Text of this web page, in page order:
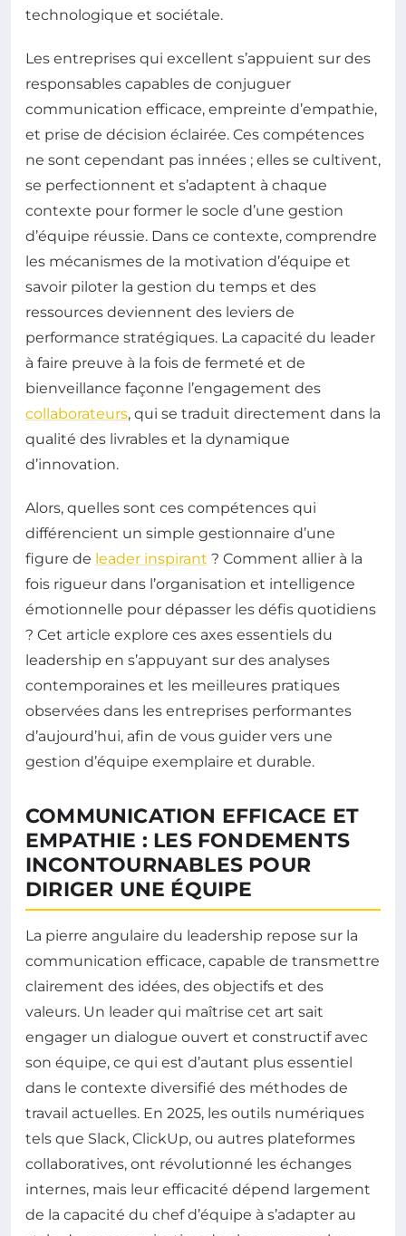
technologique et sociétale.
Les entreprises qui excellent s’appuient sur des
responsables capables de conjuguer
communication efficace, empreinte d’empathie,
et prise de décision éclairée. Ces compétences
ne sont cependant pas innées ; elles se cultivent,
se perfectionnent et s’adaptent à chaque
contexte pour former le socle d’une gestion
d’équipe réussie. Dans ce contexte, comprendre
les mécanismes de la motivation d’équipe et
savoir piloter la gestion du temps et des
ressources deviennent des leviers de
performance stratégiques. La capacité du leader
à faire preuve à la fois de fermeté et de
bienveillance façonne l’engagement des
collaborateurs, qui se traduit directement dans la
qualité des livrables et la dynamique
d’innovation.
Alors, quelles sont ces compétences qui
différencient un simple gestionnaire d’une
figure de leader inspirant ? Comment allier à la
fois rigueur dans l’organisation et intelligence
émotionnelle pour dépasser les défis quotidiens
? Cet article explore ces axes essentiels du
leadership en s’appuyant sur des analyses
contemporaines et les meilleures pratiques
observées dans les entreprises performantes
d’aujourd’hui, afin de vous guider vers une
gestion d’équipe exemplaire et durable.
COMMUNICATION EFFICACE ET
EMPATHIE : LES FONDEMENTS
INCONTOURNABLES POUR
DIRIGER UNE ÉQUIPE
La pierre angulaire du leadership repose sur la
communication efficace, capable de transmettre
clairement des idées, des objectifs et des
valeurs. Un leader qui maîtrise cet art sait
engager un dialogue ouvert et constructif avec
son équipe, ce qui est d’autant plus essentiel
dans le contexte diversifié des méthodes de
travail actuelles. En 2025, les outils numériques
tels que Slack, ClickUp, ou autres plateformes
collaboratives, ont révolutionné les échanges
internes, mais leur efficacité dépend largement
de la capacité du chef d’équipe à s’adapter au